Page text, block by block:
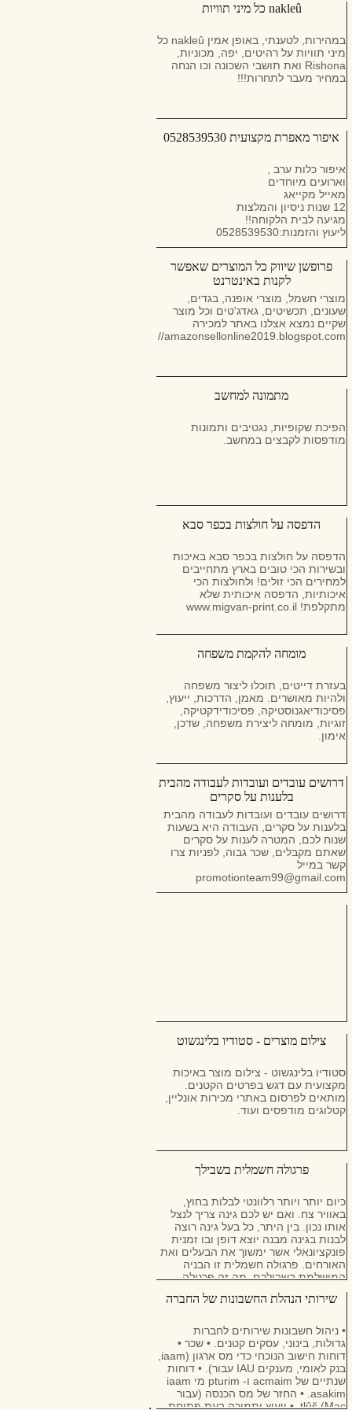
nakleû כל מיני תוויות
במהירות, לטענתי, באופן אמין nakleû כל
מיני תוויות על רהיטים, יפה, מכוניות,
Rishona ואת תושבי השכונה וכו הנחה
במחיר מעבר לתחרות!!!
איפור מאפרת מקצועית 0528539530
איפור כלות ערב ,
וארועים מיוחדים
מאייל מקייאג
12 שנות ניסיון והמלצות
מגיעה לבית הלקוחה!!
ליעוץ והזמנות:0528539530
פרופשן שיווק כל המוצרים שאפשר
לקנות באינטרנט
מוצרי חשמל, מוצרי אופנה, בגדים,
שעונים, תכשיטים, גאדג'טים וכל מוצר
שקיים נמצא אצלנו באתר למכירה
https://amazonsellonline2019.blogspot.com/
מתמונה למחשב
הפיכת שקופיות, נגטיבים ותמונות
מודפסות לקבצים במחשב.
הדפסה על חולצות בכפר סבא
הדפסה על חולצות בכפר סבא באיכות
ובשירות הכי טובים בארץ מתחייבים
למחירים הכי זולים! ולחולצות הכי
איכותיות, הדפסה איכותית שלא
מתקלפת! www.migvan-print.co.il
מומחה להקמת משפחה
בעזרת דייטים, תוכלו ליצור משפחה
ולהיות מאושרים. מאמן, הדרכות, ייעוץ,
פסיכודיאגנוסטיקה, פסיכודידקטיקה,
זוגיות, מומחה ליצירת משפחה, שדכן,
אימון.
דרושים עובדים ועובדות לעבודה מהבית
בלענות על סקרים
דרושים עובדים ועובדות לעבודה מהבית
בלענות על סקרים, העבודה היא בשעות
שנוח לכם, המטרה לענות על סקרים
שאתם מקבלים, שכר גבוה, לפניות צרו
קשר במייל
promotionteam99@gmail.com
צילום מוצרים - סטודיו בלינגשוט
סטודיו בלינגשוט - צילום מוצר באיכות
מקצועית עם דגש בפרטים הקטנים.
מותאים לפרסום באתרי מכירות אונליין,
קטלוגים מודפסים ועוד.
פרגולה חשמלית בשבילך
כיום יותר ויותר רלוונטי לבלות בחוץ,
באוויר צח. ואם יש לכם גינה צריך לנצל
אותו נכון. בין היתר, כל בעל גינה רוצה
לבנות בגינה מבנה יוצא דופן ובו זמנית
פונקציונאלי אשר ימשוך את הבעלים ואת
האורחים. פרגולה חשמלית זו הבניה
המושלמת בשבילכם. מה זה פרגולה
שירותי הנהלת החשבונות של החברה
• ניהול חשבונות שירותים לחברות
גדולות, בינוני, עסקים קטנים. • שכר •
בנק לאומי, מענקים IAU עבור). • דוחות
שנתיים של acmaim ו- pturim מי iaam
asakim. • החזר של מס הכנסה (עבור
Mac) tlûš. • ייעוץ ותמיכה בעת פתיחת